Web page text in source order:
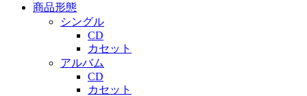
商品形態
シングル
CD
カセット
アルバム
CD
カセット